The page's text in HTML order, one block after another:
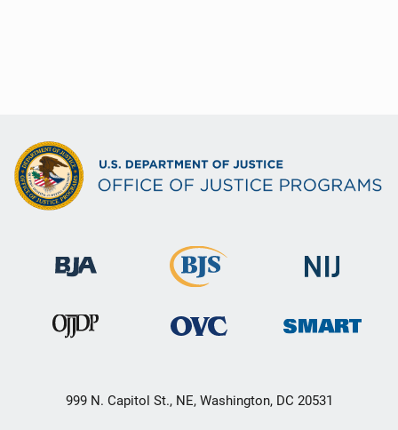
999 N. Capitol St., NE, Washington, DC 20531